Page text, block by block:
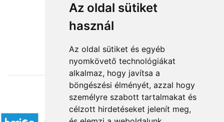
Az oldal sütiket
használ
Az oldal sütiket és egyéb
nyomkövető technológiákat
alkalmaz, hogy javítsa a
böngészési élményét, azzal hogy
személyre szabott tartalmakat és
célzott hirdetéseket jelenít meg,
Accepted payment methods